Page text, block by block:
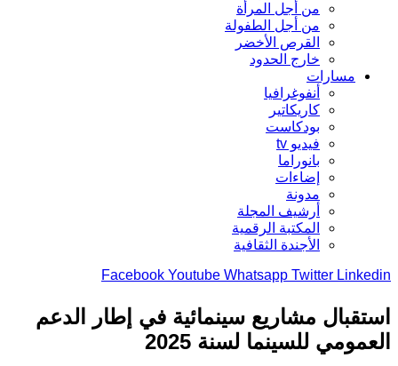
من أجل المرأة
من أجل الطفولة
القرص الأخضر
خارج الحدود
مسارات
أنفوغرافيا
كاريكاتير
بودكاست
فيديو tv
بانوراما
إضاءات
مدونة
أرشيف المجلة
المكتبة الرقمية
الأجندة الثقافية
Facebook Youtube Whatsapp Twitter
مشاريع سينمائية في إطار الدعم
للسينما لسنة 2025